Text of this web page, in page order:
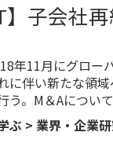
】子会社
年11月にグロー
に伴い新たな領
う。M＆Aについ
ぶ > 業界・企業